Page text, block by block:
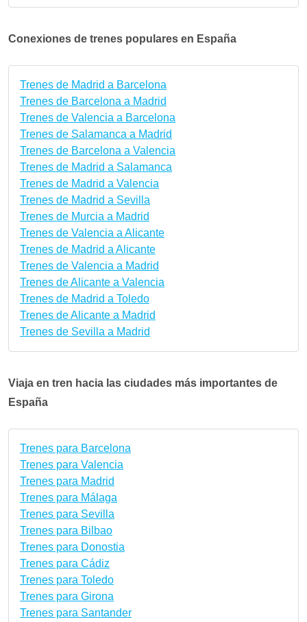
Conexiones de trenes populares en España
Trenes de Madrid a Barcelona
Trenes de Barcelona a Madrid
Trenes de Valencia a Barcelona
Trenes de Salamanca a Madrid
Trenes de Barcelona a Valencia
Trenes de Madrid a Salamanca
Trenes de Madrid a Valencia
Trenes de Madrid a Sevilla
Trenes de Murcia a Madrid
Trenes de Valencia a Alicante
Trenes de Madrid a Alicante
Trenes de Valencia a Madrid
Trenes de Alicante a Valencia
Trenes de Madrid a Toledo
Trenes de Alicante a Madrid
Trenes de Sevilla a Madrid
Viaja en tren hacia las ciudades más importantes de
España
Trenes para Barcelona
Trenes para Valencia
Trenes para Madrid
Trenes para Málaga
Trenes para Sevilla
Trenes para Bilbao
Trenes para Donostia
Trenes para Cádiz
Trenes para Toledo
Trenes para Girona
Trenes para Santander